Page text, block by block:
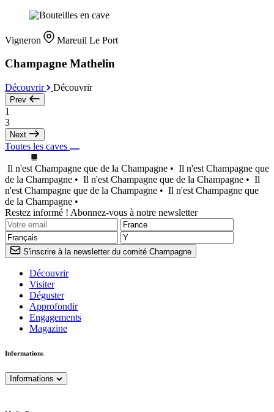
Vigneron Mareuil Le Port
Champagne Mathelin
Découvrir Découvrir
Prev
1
3
Next
Toutes les caves
Il n'est Champagne que de la Champagne • Il n'est Champagne que
de la Champagne • Il n'est Champagne que de la Champagne • Il
n'est Champagne que de la Champagne • Il n'est Champagne que
de la Champagne •
Restez informé ! Abonnez-vous à notre newsletter
S'inscrire à la newsletter du comité Champagne
Découvrir
Visiter
Déguster
Approfondir
Engagements
Magazine
Informations
Informations